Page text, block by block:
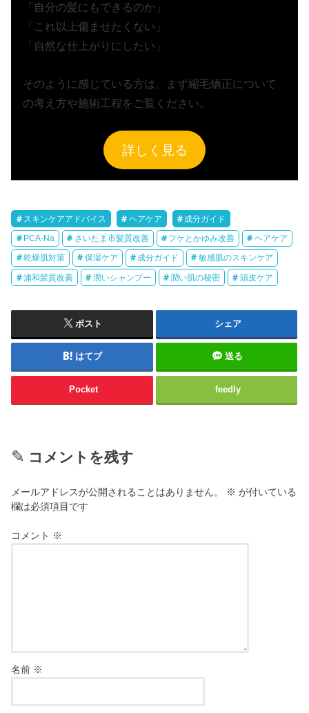
「自分の髪にもできるのか」
「これ以上傷ませたくない」
「自然な仕上がりにしたい」
そのように感じている方は、まず縮毛矯正について
の考え方や施術工程をご覧ください。
詳しく見る
スキンケアアドバイス ヘアケア 成分ガイド
PCA-Na さいたま市髪質改善 フケとかゆみ改善 ヘアケア
乾燥肌対策 保湿ケア 成分ガイド 敏感肌のスキンケア
浦和髪質改善 潤いシャンプー 潤い肌の秘密 頭皮ケア
ポスト シェア
はてブ 送る
Pocket feedly
コメントを残す
メールアドレスが公開されることはありません。 ※ が付いている
欄は必須項目です
コメント ※
名前 ※